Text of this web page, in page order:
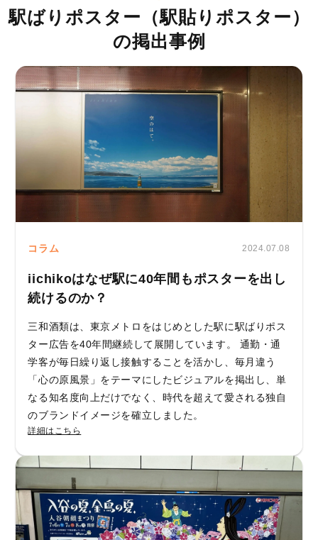
駅ばりポスター（駅貼りポスター）
の掲出事例
コラム 2024.07.08
iichikoはなぜ駅に40年間もポスターを出し
続けるのか？
三和酒類は、東京メトロをはじめとした駅に駅ばりポス
ター広告を40年間継続して展開しています。 通勤・通
学客が毎日繰り返し接触することを活かし、毎月違う
「心の原風景」をテーマにしたビジュアルを掲出し、単
なる知名度向上だけでなく、時代を超えて愛される独自
のブランドイメージを確立しました。
詳細はこちら